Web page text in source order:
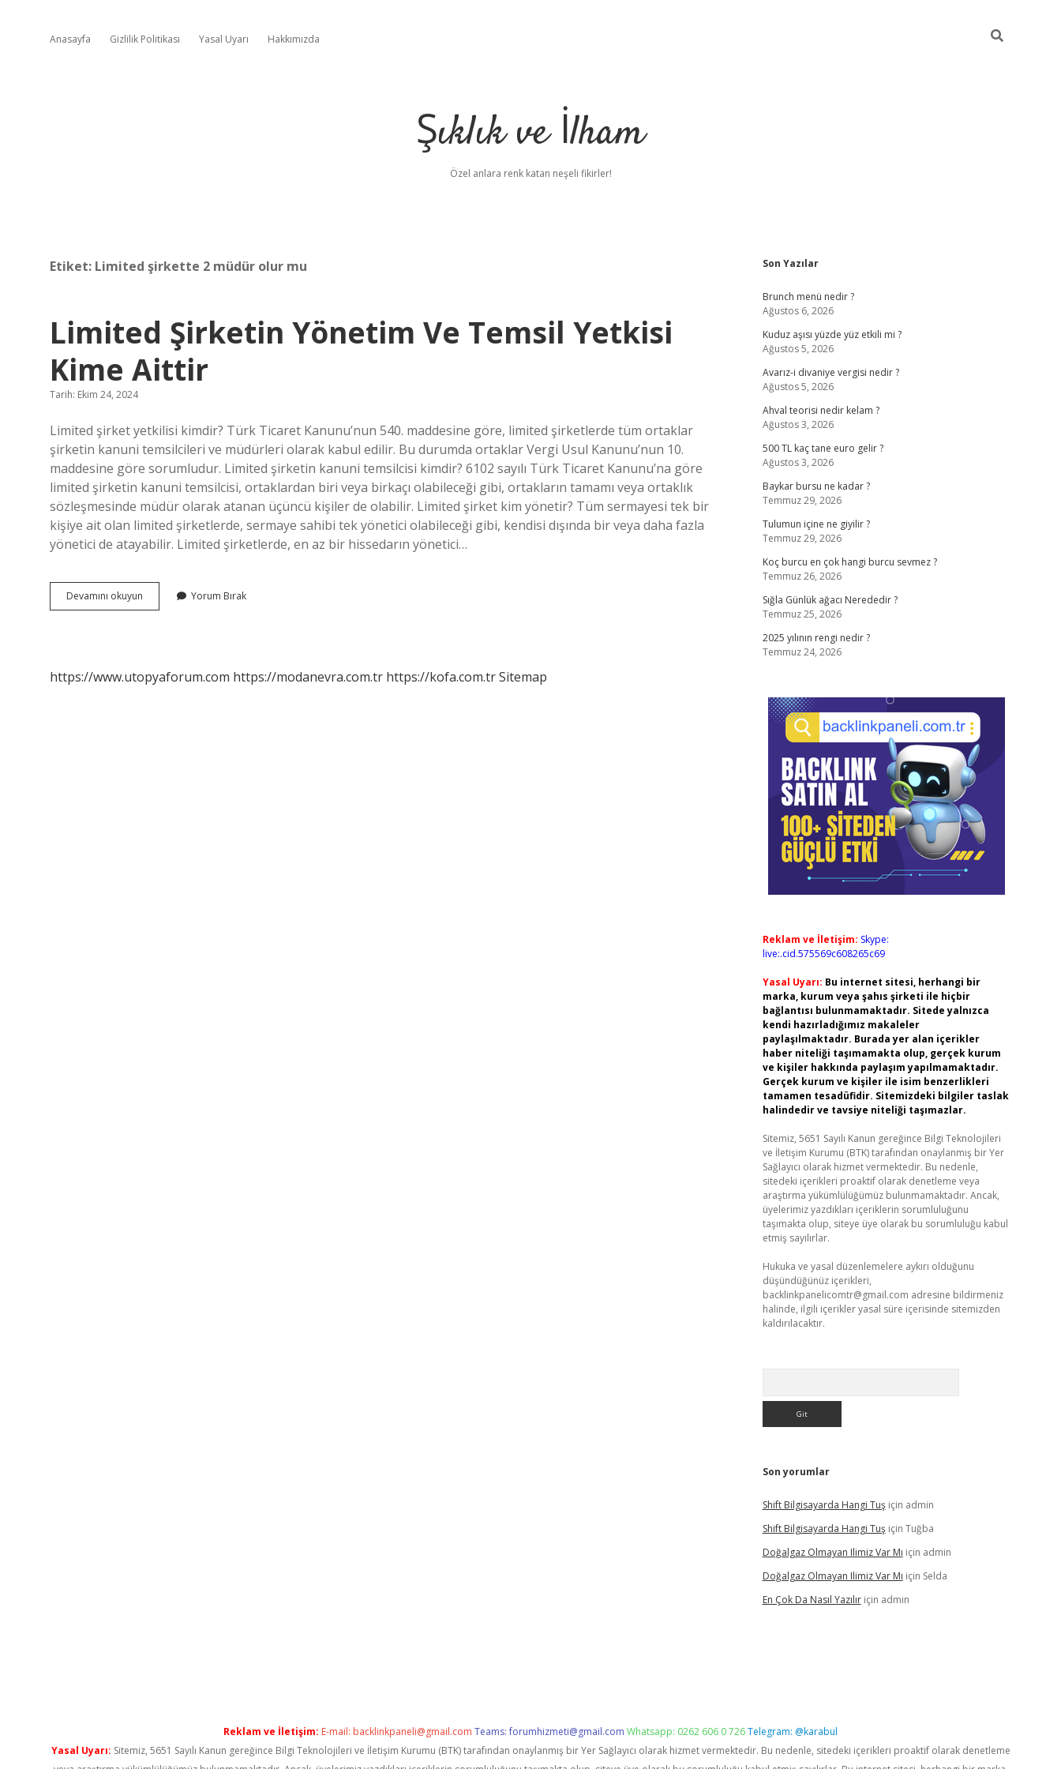
Anasayfa Gizlilik Politikası Yasal Uyarı Hakkımızda
Şıklık ve İlham
Özel anlara renk katan neşeli fikirler!
Etiket: Limited şirkette 2 müdür olur mu
Limited Şirketin Yönetim Ve Temsil Yetkisi
Kime Aittir
Tarih: Ekim 24, 2024
Limited şirket yetkilisi kimdir? Türk Ticaret Kanunu’nun 540. maddesine göre, limited şirketlerde tüm ortaklar
şirketin kanuni temsilcileri ve müdürleri olarak kabul edilir. Bu durumda ortaklar Vergi Usul Kanunu’nun 10.
maddesine göre sorumludur. Limited şirketin kanuni temsilcisi kimdir? 6102 sayılı Türk Ticaret Kanunu’na göre
limited şirketin kanuni temsilcisi, ortaklardan biri veya birkaçı olabileceği gibi, ortakların tamamı veya ortaklık
sözleşmesinde müdür olarak atanan üçüncü kişiler de olabilir. Limited şirket kim yönetir? Tüm sermayesi tek bir
kişiye ait olan limited şirketlerde, sermaye sahibi tek yönetici olabileceği gibi, kendisi dışında bir veya daha fazla
yönetici de atayabilir. Limited şirketlerde, en az bir hissedarın yönetici…
Devamını okuyun
Şirketin
Kime
Yorum Bırak
https://www.utopyaforum.com https://modanevra.com.tr https://kofa.com.trSitemap
Sidebar
Son Yazılar
Brunch menü nedir ?
Ağustos 6, 2026
Kuduz aşısı yüzde yüz etkili mi ?
Ağustos 5, 2026
Avarız-i divaniye vergisi nedir ?
Ağustos 5, 2026
Ahval teorisi nedir kelam ?
Ağustos 3, 2026
500 TL kaç tane euro gelir ?
Ağustos 3, 2026
Baykar bursu ne kadar ?
Temmuz 29, 2026
Tulumun içine ne giyilir ?
Temmuz 29, 2026
Koç burcu en çok hangi burcu sevmez ?
Temmuz 26, 2026
Sığla Günlük ağacı Nerededir ?
Temmuz 25, 2026
2025 yılının rengi nedir ?
Temmuz 24, 2026
Reklam ve İletişim: Skype:
live:.cid.575569c608265c69
Yasal Uyarı: Bu internet sitesi, herhangi bir
marka, kurum veya şahıs şirketi ile hiçbir
bağlantısı bulunmamaktadır. Sitede yalnızca
kendi hazırladığımız makaleler
paylaşılmaktadır. Burada yer alan içerikler
haber niteliği taşımamakta olup, gerçek kurum
ve kişiler hakkında paylaşım yapılmamaktadır.
Gerçek kurum ve kişiler ile isim benzerlikleri
tamamen tesadüfidir. Sitemizdeki bilgiler taslak
halindedir ve tavsiye niteliği taşımazlar.
Sitemiz, 5651 Sayılı Kanun gereğince Bilgi Teknolojileri
ve İletişim Kurumu (BTK) tarafından onaylanmış bir Yer
Sağlayıcı olarak hizmet vermektedir. Bu nedenle,
sitedeki içerikleri proaktif olarak denetleme veya
araştırma yükümlülüğümüz bulunmamaktadır. Ancak,
üyelerimiz yazdıkları içeriklerin sorumluluğunu
taşımakta olup, siteye üye olarak bu sorumluluğu kabul
etmiş sayılırlar.
Hukuka ve yasal düzenlemelere aykırı olduğunu
düşündüğünüz içerikleri,
backlinkpanelicomtr@gmail.com adresine bildirmeniz
halinde, ilgili içerikler yasal süre içerisinde sitemizden
kaldırılacaktır.
Son yorumlar
Shift Bilgisayarda Hangi Tuşiçin admin
Shift Bilgisayarda Hangi Tuşiçin Tuğba
Doğalgaz Olmayan Ilimiz Var Mı için admin
Doğalgaz Olmayan Ilimiz Var Mı için Selda
En Çok Da Nasıl Yazılıriçin admin
Reklam ve İletişim: E-mail: backlinkpaneli@gmail.com Teams:forumhizmeti@gmail.com Whatsapp: 0262 606 0 726Telegram: @karabul
Yasal Uyarı: Sitemiz, 5651 Sayılı Kanun gereğince Bilgi Teknolojileri ve İletişim Kurumu (BTK) tarafından onaylanmış bir Yer Sağlayıcı olarak hizmet vermektedir. Bu nedenle, sitedeki içerikleri proaktif olarak denetleme